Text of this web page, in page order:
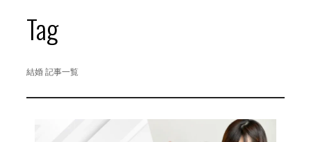
Tag
結婚 記事一覧